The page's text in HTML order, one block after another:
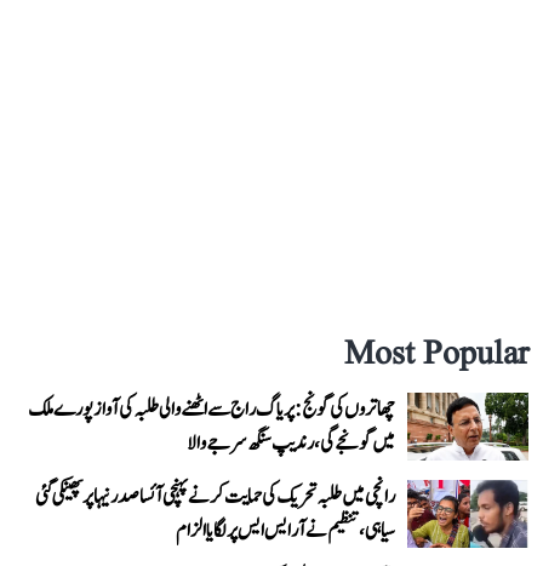
Most Popular
چھاتروں کی گونج: پریاگ راج سے اٹھنے والی طلبہ کی آواز پورے ملک
میں گونجے گی، رندیپ سنگھ سرجے والا
رانچی میں طلبہ تحریک کی حمایت کرنے پہنچی آئسا صدر نیہا پر پھینکی گئی
سیاہی، تنظیم نے آر ایس ایس پر لگایا الزام